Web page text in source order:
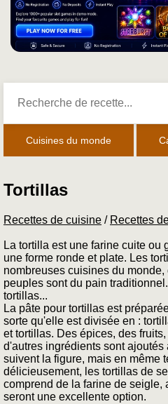
Cuisines du monde
Tortillas
Recettes de cuisine / Recettes
La tortilla est une farine cuite ou
une forme ronde et plate. Les
nombreuses cuisines du
peuples sont du pain
tortillas...
La pâte pour tortillas est
sorte qu'elle est divisée en :
et tortillas. Des épices, des
d'autres ingrédients sont ajoutés
suivent la figure, mais en même
délicieusement, les tortillas de
comprend de la farine de seigle,
seront une excellente option.